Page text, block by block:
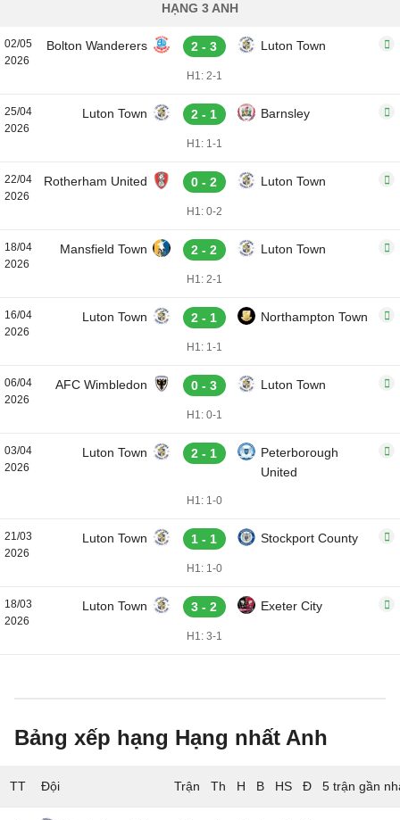
HẠNG 3 ANH
02/05
2026
Bolton Wanderers 2 - 3 Luton Town
H1: 2-1
25/04
2026
Luton Town 2 - 1 Barnsley
H1: 1-1
22/04
2026
Rotherham United 0 - 2 Luton Town
H1: 0-2
18/04
2026
Mansfield Town 2 - 2 Luton Town
H1: 2-1
16/04
2026
Luton Town 2 - 1 Northampton Town
H1: 1-1
06/04
2026
AFC Wimbledon 0 - 3 Luton Town
H1: 0-1
03/04
2026
Luton Town 2 - 1
Peterborough
United
H1: 1-0
21/03
2026
Luton Town 1 - 1 Stockport County
H1: 1-0
18/03
2026
Luton Town 3 - 2 Exeter City
H1: 3-1
Bảng xếp hạng Hạng nhất Anh
TT Đội 5 trận gần